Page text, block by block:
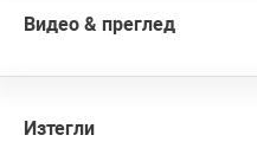
Видео & преглед
Изтегли